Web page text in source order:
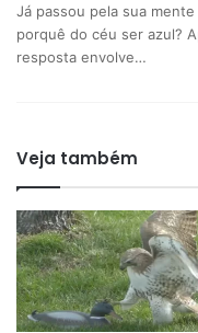
Já passou pela sua
porquê do céu ser azul?
resposta envolve…
Veja também